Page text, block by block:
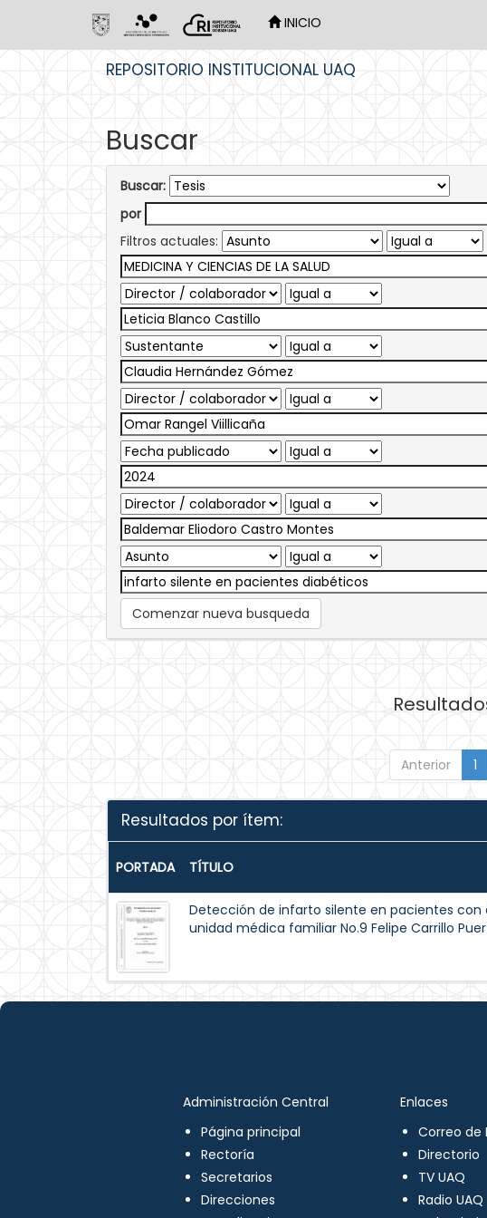
INICIO
REPOSITORIO INSTITUCIONAL UAQ
Buscar
Buscar:
por
Filtros actuales:
Comenzar nueva busqueda
Anterior 1
Resultados por ítem:
PORTADA TÍTULO
Detección de infarto silente en pacientes con
unidad médica familiar No.9 Felipe Carrillo
Administración Central
Página principal
Rectoría
Secretarios
Direcciones
Enlaces
Correo de
Directorio
TV UAQ
Radio UAQ